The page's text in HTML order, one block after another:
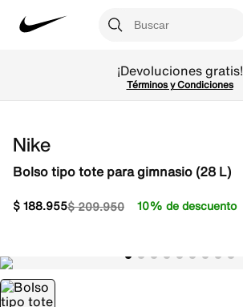
¡Devoluciones gratis!
Términos y Condiciones
Nike
Bolso tipo tote para gimnasio (28 L)
$209.950
$188.955 10% de descuento